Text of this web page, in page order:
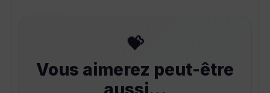
Vous aimerez peut-être